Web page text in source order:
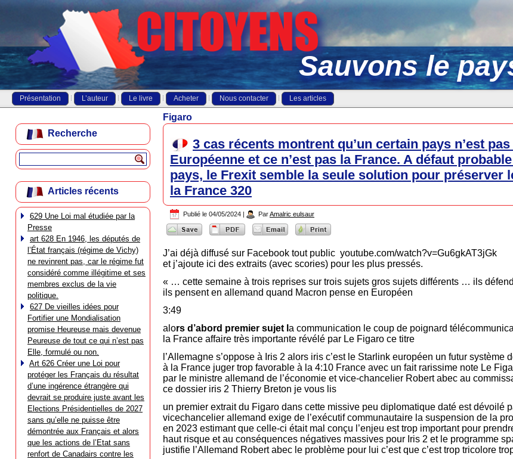
Sauvons le
Présentation L’auteur Le livre Acheter Nous contacter Les articles
Recherche
Articles récents
629 Une Loi mal étudiée par la
Presse
art 628 En 1946, les députés de
l’État français (régime de Vichy)
ne revinrent pas, car le régime fut
considéré comme illégitime et ses
membres exclus de la vie
politique.
627 De vieilles idées pour
Fortifier une Mondialisation
promise Heureuse mais devenue
Peureuse de tout ce qui n’est pas
Elle, formulé ou non.
Art 626 Créer une Loi pour
protéger les Français du résultat
d’une ingérence étrangère qui
devrait se produire juste avant les
Elections Présidentielles de 2027
sans qu’elle ne puisse être
démontrée aux Français et alors
que les actions de l’Etat sans
renfort de Canadairs contre les
Figaro
3 cas récents montrent qu’un certain pays n’est
Européenne et ce n’est pas la France. A défaut
pays, le Frexit semble la seule solution pour préserver
la France 320
Publié le 04/05/2024 | ParAmalric eulsaur
J’ai déjà diffusé sur Facebook tout public youtube.com/watch?v=Gu6gkAT3jGk
et j’ajoute ici des extraits (avec scories) pour les plus pressés.
« … cette semaine à trois reprises sur trois sujets gros sujets différents … ils
ils pensent en allemand quand Macron pense en Européen
3:49
alors d’abord premier sujet l a communication le coup de poignard
la France affaire très importante révélé par Le Figaro ce titre
l’Allemagne s’oppose à Iris 2 alors iris c’est le Starlink européen un futur système
à la France juger trop favorable à la 4:10 France avec un fait rarissime note Le
par le ministre allemand de l’économie et vice-chancelier Robert abec au
ce dossier iris 2 Thierry Breton je vous lis
un premier extrait du Figaro dans cette missive peu diplomatique daté est dévoilé
vicechancelier allemand exige de l’exécutif communautaire la suspension de la
en 2023 estimant que celle-ci était mal conçu l’enjeu est trop important pour
haut risque et au conséquences négatives massives pour Iris 2 et le programme
justifie l’Allemand Robert abec le problème pour lui c’est que c’est trop tricolore